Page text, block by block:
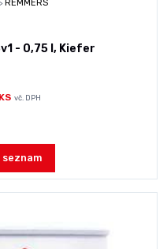
>REMMERS
- 0,75 l, Kiefer
vč. DPH